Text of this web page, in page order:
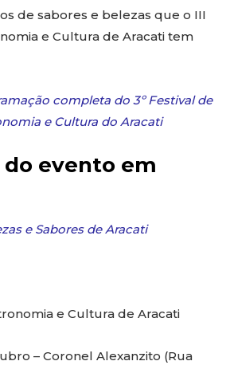
de sabores e belezas que o III
e Cultura de Aracati tem
completa do 3º Festival de
e Cultura do Aracati
evento em
e Sabores de Aracati
e Cultura de Aracati
– Coronel Alexanzito (Rua